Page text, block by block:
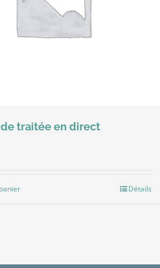
traitée en direct
Détails